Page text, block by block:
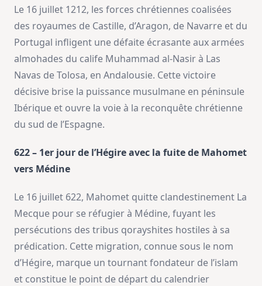
Le 16 juillet 1212, les forces chrétiennes coalisées
des royaumes de Castille, d’Aragon, de Navarre et du
Portugal infligent une défaite écrasante aux armées
almohades du calife Muhammad al-Nasir à Las
Navas de Tolosa, en Andalousie. Cette victoire
décisive brise la puissance musulmane en péninsule
Ibérique et ouvre la voie à la reconquête chrétienne
du sud de l’Espagne.
622 – 1er jour de l’Hégire avec la fuite de Mahomet
vers Médine
Le 16 juillet 622, Mahomet quitte clandestinement La
Mecque pour se réfugier à Médine, fuyant les
persécutions des tribus qorayshites hostiles à sa
prédication. Cette migration, connue sous le nom
d’Hégire, marque un tournant fondateur de l’islam
et constitue le point de départ du calendrier